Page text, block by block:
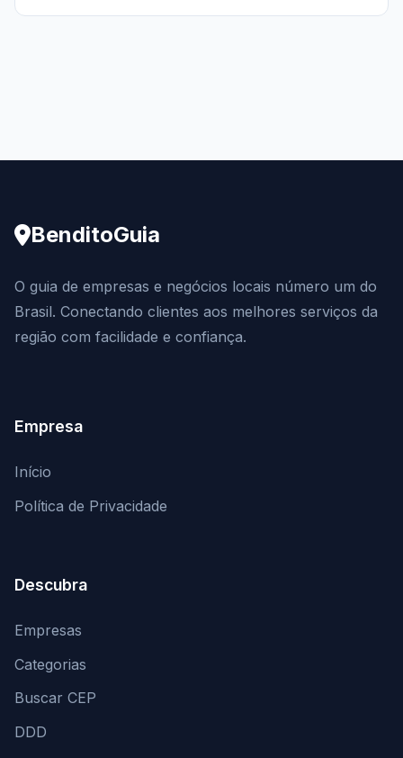
BenditoGuia
O guia de empresas e negócios locais número um do
Brasil. Conectando clientes aos melhores serviços da
região com facilidade e confiança.
Empresa
Início
Política de Privacidade
Descubra
Empresas
Categorias
Buscar CEP
DDD